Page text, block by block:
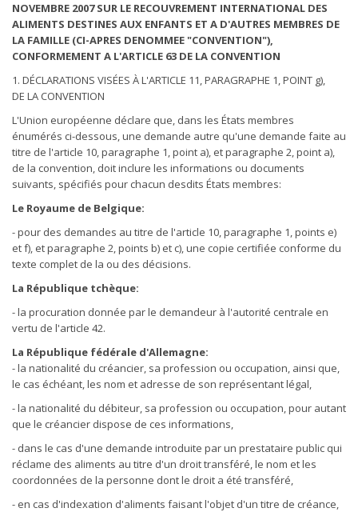
NOVEMBRE 2007 SUR LE RECOUVREMENT INTERNATIONAL DES
ALIMENTS DESTINES AUX ENFANTS ET A D'AUTRES MEMBRES DE
LA FAMILLE (CI-APRES DENOMMEE "CONVENTION"),
CONFORMEMENT A L'ARTICLE 63 DE LA CONVENTION
1. DÉCLARATIONS VISÉES À L'ARTICLE 11, PARAGRAPHE 1, POINT g),
DE LA CONVENTION
L'Union européenne déclare que, dans les États membres
énumérés ci-dessous, une demande autre qu'une demande faite au
titre de l'article 10, paragraphe 1, point a), et paragraphe 2, point a),
de la convention, doit inclure les informations ou documents
suivants, spécifiés pour chacun desdits États membres:
Le Royaume de Belgique:
- pour des demandes au titre de l'article 10, paragraphe 1, points e)
et f), et paragraphe 2, points b) et c), une copie certifiée conforme du
texte complet de la ou des décisions.
La République tchèque:
- la procuration donnée par le demandeur à l'autorité centrale en
vertu de l'article 42.
La République fédérale d'Allemagne:
- la nationalité du créancier, sa profession ou occupation, ainsi que,
le cas échéant, les nom et adresse de son représentant légal,
- la nationalité du débiteur, sa profession ou occupation, pour autant
que le créancier dispose de ces informations,
- dans le cas d'une demande introduite par un prestataire public qui
réclame des aliments au titre d'un droit transféré, le nom et les
coordonnées de la personne dont le droit a été transféré,
- en cas d'indexation d'aliments faisant l'objet d'un titre de créance,